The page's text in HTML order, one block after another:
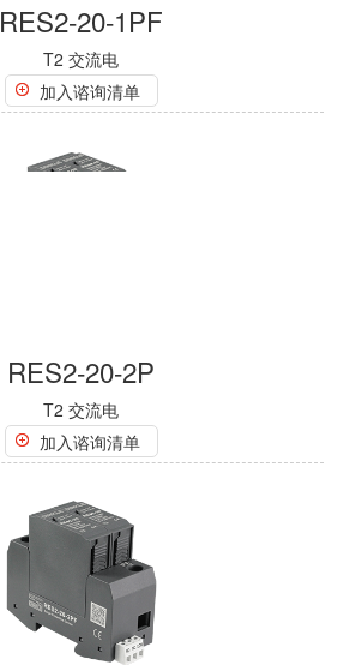
RES2-20-1PF
T2 交流电
加入谘询清单
RES2-20-2P
T2 交流电
加入谘询清单